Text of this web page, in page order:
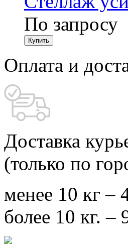
По запросу
Оплата и
Доставка
(только по
менее 10 кг –
более 10 кг. –